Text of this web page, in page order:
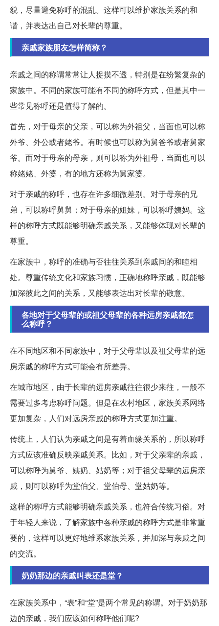
貌，尽量避免称呼的混乱。这样可以维护家族关系的和
谐，并表达出自己对长辈的尊重。
亲戚家族朋友怎样简称？
亲戚之间的称谓常常让人捉摸不透，特别是在纷繁复杂的
家族中。不同的家族可能有不同的称呼方式，但是其中一
些常见称呼还是值得了解的。
首先，对于母亲的父亲，可以称为外祖父，当面也可以称
外爷、外公或者姥爷。有时候也可以称为舅爸爷或者舅家
爷。而对于母亲的母亲，则可以称为外祖母，当面也可以
称姥姥、外婆，有的地方还称为舅家婆。
对于亲戚的称呼，也存在许多细微差别。对于母亲的兄
弟，可以称呼舅舅；对于母亲的姐妹，可以称呼姨妈。这
样的称呼方式既能够明确亲戚关系，又能够体现对长辈的
尊重。
在家族中，称呼的准确与否往往关系到亲戚间的和睦相
处。尊重传统文化和家族习惯，正确地称呼亲戚，既能够
加深彼此之间的关系，又能够表达出对长辈的敬意。
各地对于父母辈的或祖父母辈的各种远房亲戚都怎
么称呼？
在不同地区和不同家族中，对于父母辈以及祖父母辈的远
房亲戚的称呼方式可能会有所差异。
在城市地区，由于长辈的远房亲戚往往很少来往，一般不
需要过多考虑称呼问题。但是在农村地区，家族关系网络
更加复杂，人们对远房亲戚的称呼方式更加注重。
传统上，人们认为亲戚之间是有着血缘关系的，所以称呼
方式应该准确反映亲戚关系。比如，对于父亲辈的亲戚，
可以称呼为舅爷、姨奶、姑奶等；对于祖父母辈的远房亲
戚，则可以称呼为堂伯父、堂伯母、堂姑奶等。
这样的称呼方式能够明确亲戚关系，也符合传统习俗。对
于年轻人来说，了解家族中各种亲戚的称呼方式是非常重
要的，这样可以更好地维系家族关系，并加深与亲戚之间
的交流。
奶奶那边的亲戚叫表还是堂？
在家族关系中，“表”和“堂”是两个常见的称谓。对于奶奶那
边的亲戚，我们应该如何称呼他们呢?